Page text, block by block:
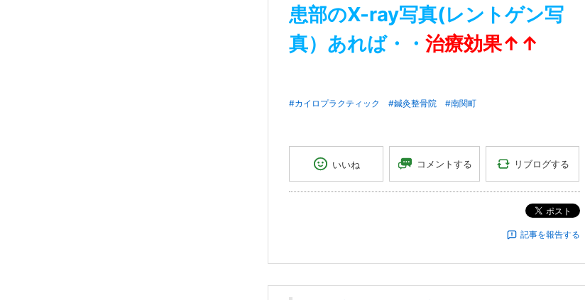
患部のX-ray写真(レントゲン写
真）あれば・・ 治療効果↑↑
#カイロプラクティック #鍼灸整骨院 #南関町
いいね コメントする リブログする
ポスト
記事を報告する